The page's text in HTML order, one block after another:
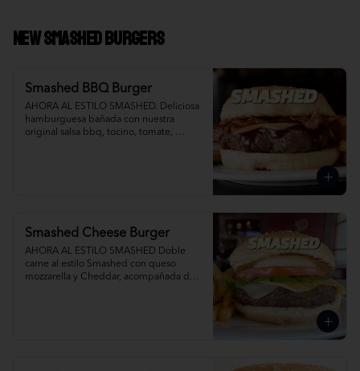
NEW Smashed Burgers
Smashed BBQ Burger
AHORA AL ESTILO SMASHED. Deliciosa
hamburguesa bañada con nuestra
original salsa bbq, tocino, tomate,
Smashed Cheese Burger
AHORA AL ESTILO SMASHED Doble
carne al estilo Smashed con queso
mozzarella y Cheddar, acompañada de